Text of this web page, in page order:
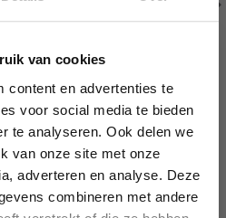
van cookies
content en advertenties te
voor social media te bieden
te analyseren. Ook delen we
van onze site met onze
adverteren en analyse. Deze
combineren met andere
jusqu'à 50 %